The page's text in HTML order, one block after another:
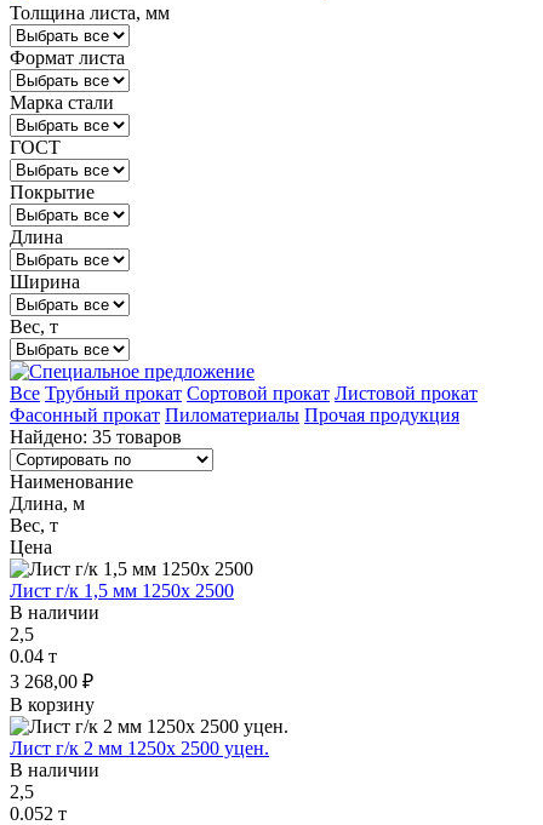
Толщина листа, мм
Формат листа
Марка стали
ГОСТ
Покрытие
Длина
Ширина
Вес, т
Все Трубный прокат Сортовой прокат Листовой прокат
Фасонный прокат Пиломатериалы Прочая продукция
Найдено: 35 товаров
Наименование
Длина, м
Вес, т
Цена
Лист г/к 1,5 мм 1250х 2500
В наличии
2,5
0.04 т
3 268,00 ₽
В корзину
Лист г/к 2 мм 1250х 2500 уцен.
В наличии
2,5
0.052 т